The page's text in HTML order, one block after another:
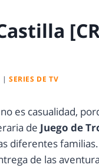
| SERIES DE TV
es casualidad,
de Juego de
diferentes
de las